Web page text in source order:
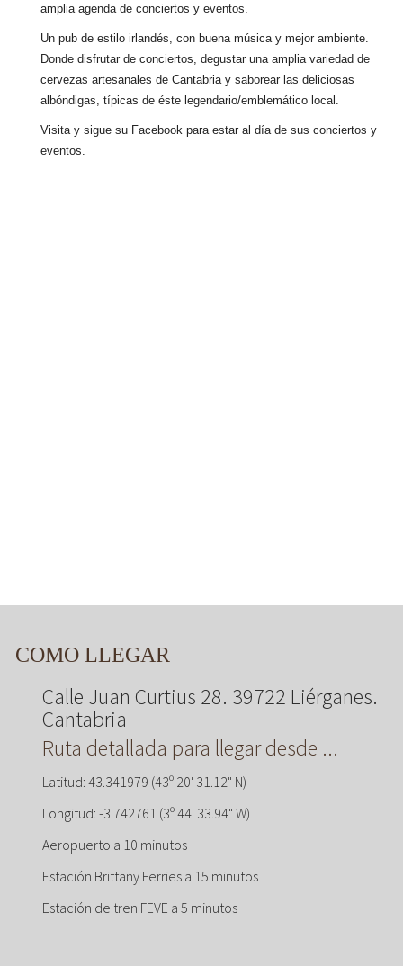
amplia agenda de conciertos y eventos.
Un pub de estilo irlandés, con buena música y mejor ambiente.
Donde disfrutar de conciertos, degustar una amplia variedad de
cervezas artesanales de Cantabria y saborear las deliciosas
albóndigas, típicas de éste legendario/emblemático local.
Visita y sigue su Facebook para estar al día de sus conciertos y
eventos.
COMO LLEGAR
Calle Juan Curtius 28. 39722 Liérganes.
Cantabria
Ruta detallada para llegar desde ...
Latitud: 43.341979 (43º 20' 31.12" N)
Longitud: -3.742761 (3º 44' 33.94" W)
Aeropuerto a 10 minutos
Estación Brittany Ferries a 15 minutos
Estación de tren FEVE a 5 minutos